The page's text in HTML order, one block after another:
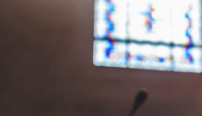
ENFANCE JEUNESSE